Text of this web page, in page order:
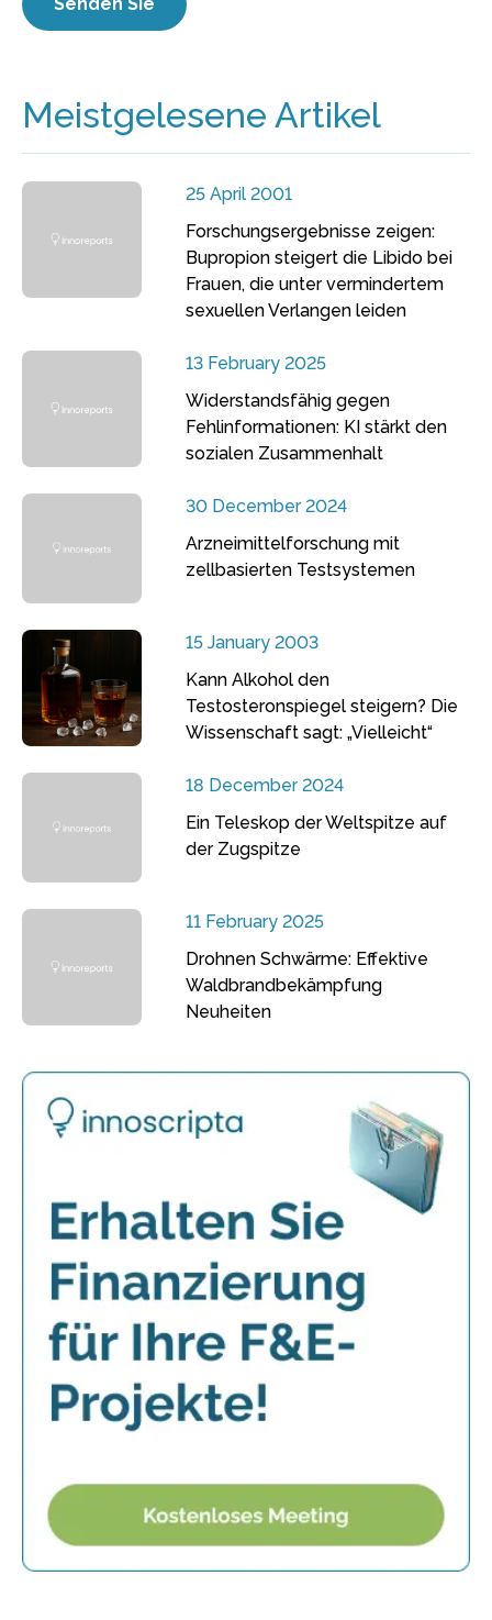
Meistgelesene Artikel
25 April 2001
Forschungsergebnisse zeigen:
Bupropion steigert die Libido bei
Frauen, die unter vermindertem
sexuellen Verlangen leiden
13 February 2025
Widerstandsfähig gegen
Fehlinformationen: KI stärkt den
sozialen Zusammenhalt
30 December 2024
Arzneimittelforschung mit
zellbasierten Testsystemen
15 January 2003
Kann Alkohol den
Testosteronspiegel steigern? Die
Wissenschaft sagt: „Vielleicht“
18 December 2024
Ein Teleskop der Weltspitze auf
der Zugspitze
11 February 2025
Drohnen Schwärme: Effektive
Waldbrandbekämpfung
Neuheiten